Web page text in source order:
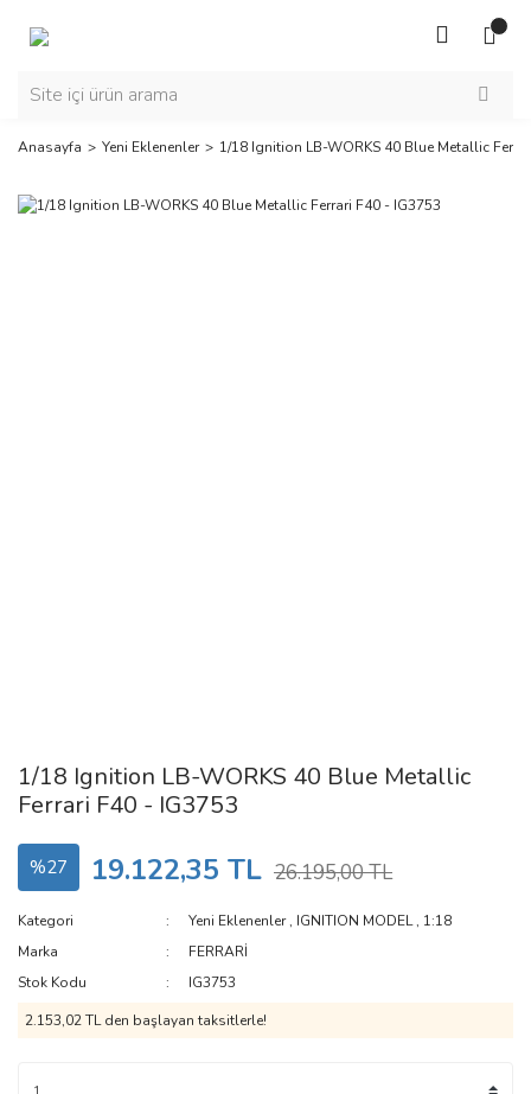
Anasayfa Yeni Eklenenler 1/18 Ignition LB-WORKS 40 Blue Metallic
1/18 Ignition LB-WORKS 40 Blue Metallic
Ferrari F40 - IG3753
%27 19.122,35 TL 26.195,00 TL
Kategori Yeni Eklenenler, IGNITION MODEL, 1:18
Marka
FERRARİ
Stok Kodu
IG3753
2.153,02 TL den başlayan taksitlerle!